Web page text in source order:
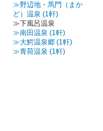
≫野辺地・馬門（まか
ど）温泉 (1軒)
≫下風呂温泉
≫南田温泉 (1軒)
≫大鰐温泉郷 (1軒)
≫青荷温泉 (1軒)